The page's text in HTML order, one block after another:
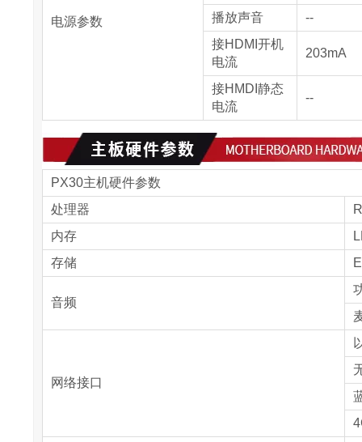
电源参数
播放声音
--
接HDMI开机
电流
203mA
接HMDI静态
电流
--
PX30主机硬件参数
处理器
内存
存储
音频
网络接口